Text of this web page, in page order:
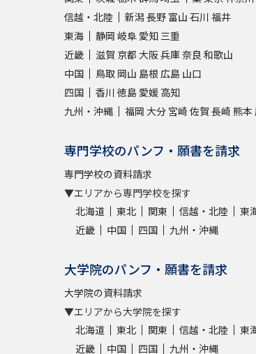
信越・北陸
新潟長野 富山 石川 福井
東海
静岡 岐阜 愛知 三重
近畿
滋賀 京都 大阪兵庫奈良 和歌山
中国
鳥取 岡山 島根 広島 山口
四国
香川 徳島 愛媛 高知
九州・沖縄
福岡 大分 宮崎 佐賀 長崎 熊本
専門学校のパンフ・願書を請求
専門学校の資料請求
▼エリアから専門学校を探す
北海道
東北 関東 信越・北陸
東
近畿
中国 四国 九州・沖縄
大学院のパンフ・願書を請求
大学院の資料請求
▼エリアから大学院を探す
北海道
東北 関東 信越・北陸
東
近畿
中国 四国 九州・沖縄